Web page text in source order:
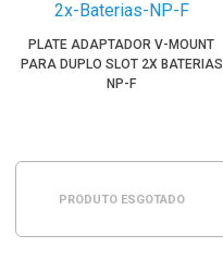
PLATE ADAPTADOR V-MOUNT
PARA DUPLO SLOT 2X BATERIAS
NP-F
PRODUTO ESGOTADO